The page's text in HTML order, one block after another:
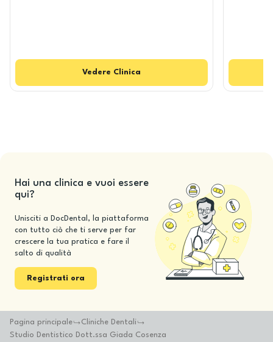
Vedere Clinica
Hai una clinica e vuoi essere
qui?
Unisciti a DocDental, la piattaforma
con tutto ciò che ti serve per far
crescere la tua pratica e fare il
salto di qualità
Registrati ora
Pagina principale
Cliniche Dentali
Studio Dentistico Dott.ssa Giada Cosenza